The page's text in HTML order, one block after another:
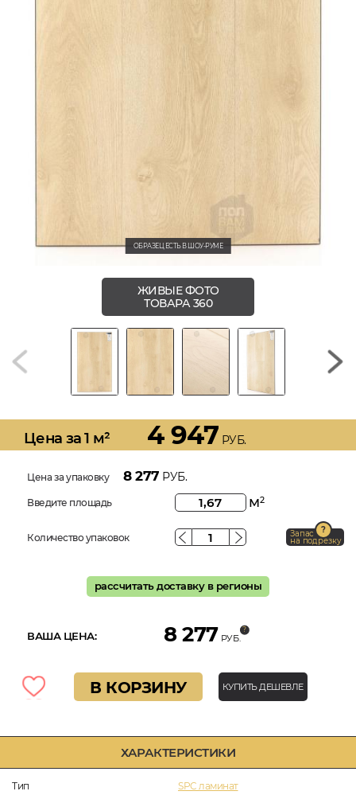
ХАРАКТЕРИСТИКИ
Тип
SPC ламинат
ОБРАЗЕЦ ЕСТЬ В ШОУ-РУМЕ
ЖИВЫЕ ФОТО
ТОВАРА 360
Цена за 1 м² 4 947 РУБ.
Цена за упаковку 8 277 РУБ.
Введите площадь м2
Количество упаковок Запас
на подрезку
рассчитать доставку в регионы
ВАША ЦЕНА: 8 277 РУБ.
В КОРЗИНУ КУПИТЬ ДЕШЕВЛЕ